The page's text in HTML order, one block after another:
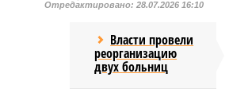
Отредактировано: 28.07.2026 16:10
Власти провели
реорганизацию
двух больниц